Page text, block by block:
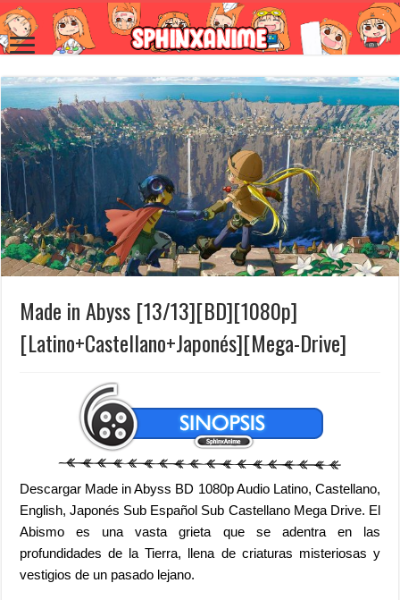
Made in Abyss [13/13][BD][1080p]
[Latino+Castellano+Japonés][Mega-Drive]
Descargar Made in Abyss BD 1080p Audio Latino, Castellano,
English, Japonés Sub Español Sub Castellano Mega Drive. El
Abismo es una vasta grieta que se adentra en las
profundidades de la Tierra, llena de criaturas misteriosas y
vestigios de un pasado lejano.